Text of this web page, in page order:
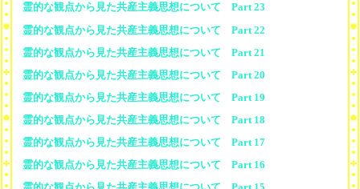
霊的な観点から見た共産主義思想について Part 23
霊的な観点から見た共産主義思想について Part 22
霊的な観点から見た共産主義思想について Part 21
霊的な観点から見た共産主義思想について Part 20
霊的な観点から見た共産主義思想について Part 19
霊的な観点から見た共産主義思想について Part 18
霊的な観点から見た共産主義思想について Part 17
霊的な観点から見た共産主義思想について Part 16